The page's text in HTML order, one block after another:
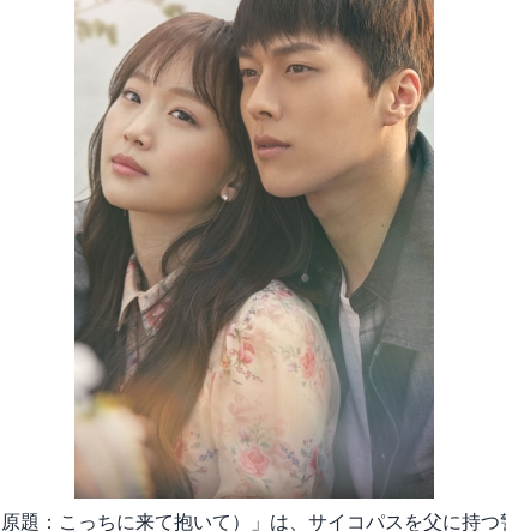
題：こっちに来て抱いて）」は、サイコパスを父に持